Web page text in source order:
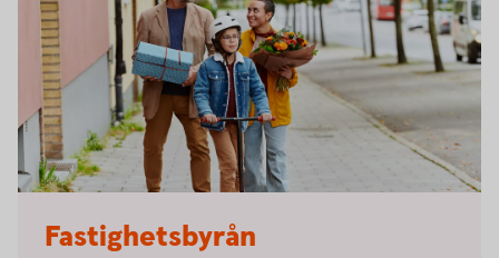
Fastighetsbyrån